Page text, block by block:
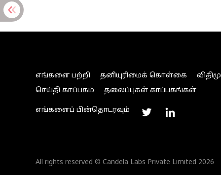
எங்களை பற்றி தனியுரிமைக் கொள்கை
செய்தி காப்பகம்
தலைப்புகள் காப்பகங்கள்
எங்களைப் பின்தொடரவும்
All rights reserved © Candela Labs Private Limited 2026